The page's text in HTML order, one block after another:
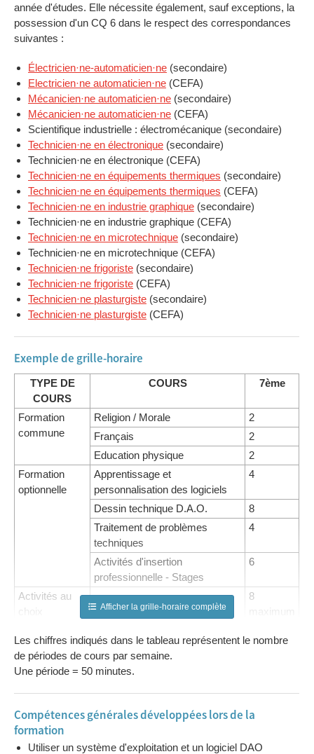
année d'études. Elle nécessite également, sauf exceptions, la
possession d'un CQ 6 dans le respect des correspondances
suivantes :
Électricien·ne-automaticien·ne (secondaire)
Electricien·ne automaticien·ne (CEFA)
Mécanicien·ne automaticien·ne (secondaire)
Mécanicien·ne automaticien·ne (CEFA)
Scientifique industrielle : électromécanique (secondaire)
Technicien·ne en électronique (secondaire)
Technicien·ne en électronique (CEFA)
Technicien·ne en équipements thermiques (secondaire)
Technicien·ne en équipements thermiques (CEFA)
Technicien·ne en industrie graphique (secondaire)
Technicien·ne en industrie graphique (CEFA)
Technicien·ne en microtechnique (secondaire)
Technicien·ne en microtechnique (CEFA)
Technicien·ne frigoriste (secondaire)
Technicien·ne frigoriste (CEFA)
Technicien·ne plasturgiste (secondaire)
Technicien·ne plasturgiste (CEFA)
Exemple de grille-horaire
TYPE DE
COURS
COURS 7ème
Formation
commune
Religion / Morale
2
Français
2
Education physique
2
Formation
optionnelle
Apprentissage et
personnalisation des logiciels
4
Dessin technique D.A.O.
8
Traitement de problèmes
techniques
4
Activités d'insertion
professionnelle - Stages
6
Activités au
choix
8
maximum
maximum
Remédiation
Afficher la grille-horaire complète
Les chiffres indiqués dans le tableau représentent le nombre
de périodes de cours par semaine.
Une période = 50 minutes.
Compétences générales développées lors de la
formation
Utiliser un système d'exploitation et un logiciel DAO